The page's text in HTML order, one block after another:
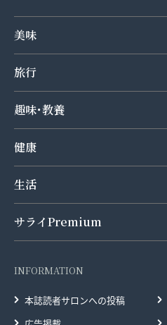
美味
旅行
趣味･教養
健康
生活
サライPremium
INFORMATION
本誌読者サロンへの投稿